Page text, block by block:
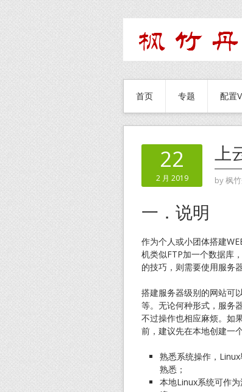
首页 专题 配置
22
2 月 2019 by枫
一．说明
作为个人或小团体搭建
机类似FTP加一个数据库
的技巧，则需要使用服务
搭建服务器级别的网站可
等。无论何种形式，服务
不过操作也相应麻烦。如
前，建议先在本地创建一
熟悉系统操作，
熟悉；
本地Linux系统可作